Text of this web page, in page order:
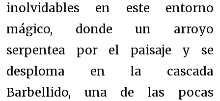
inolvidables en este entorno
mágico, donde un arroyo
serpentea por el paisaje y se
desploma en la cascada
Barbellido, una de las pocas